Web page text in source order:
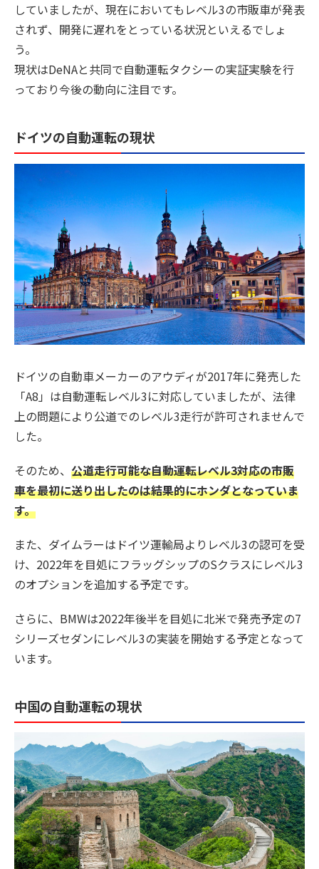
していましたが、現在においてもレベル3の市販車が発表
されず、開発に遅れをとっている状況といえるでしょ
う。
現状はDeNAと共同で自動運転タクシーの実証実験を行
っており今後の動向に注目です。
ドイツの自動運転の現状
ドイツの自動車メーカーのアウディが2017年に発売した
「A8」は自動運転レベル3に対応していましたが、法律
上の問題により公道でのレベル3走行が許可されませんで
した。
そのため、 公道走行可能な自動運転レベル3対応の市販
車を最初に送り出したのは結果的にホンダとなっていま
す。
また、ダイムラーはドイツ運輸局よりレベル3の認可を受
け、2022年を目処にフラッグシップのSクラスにレベル3
のオプションを追加する予定です。
さらに、BMWは2022年後半を目処に北米で発売予定の7
シリーズセダンにレベル3の実装を開始する予定となって
います。
中国の自動運転の現状